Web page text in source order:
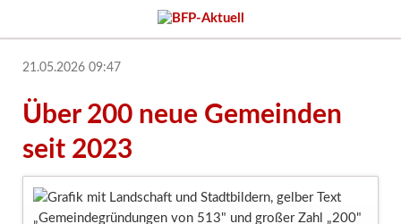
21.05.2026 09:47
Über 200 neue Gemeinden
seit 2023